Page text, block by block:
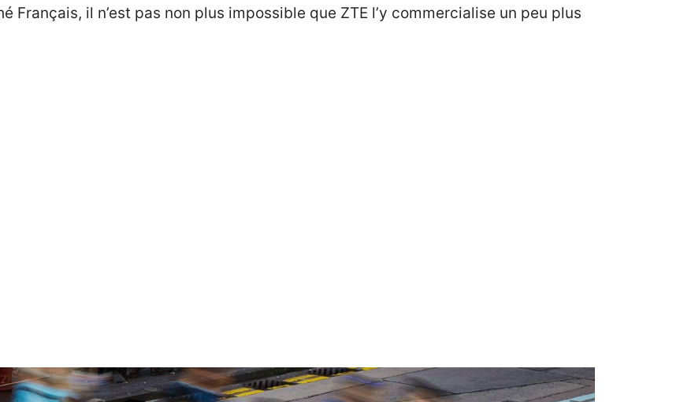
Français, il n’est pas non plus impossible que ZTE l’y commercialise un peu plus